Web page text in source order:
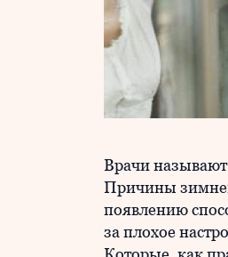
Врачи
Причины
появлению
за плохое